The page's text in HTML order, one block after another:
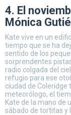
4. El
Mónica
Kate vive en un
tiempo que se ha
sentido de los
sorprendentes
radio colgada del
refugio para ese
ciudad de Coleridge
meteorólogo, el
Kate de la mano de
sábado de tortitas y